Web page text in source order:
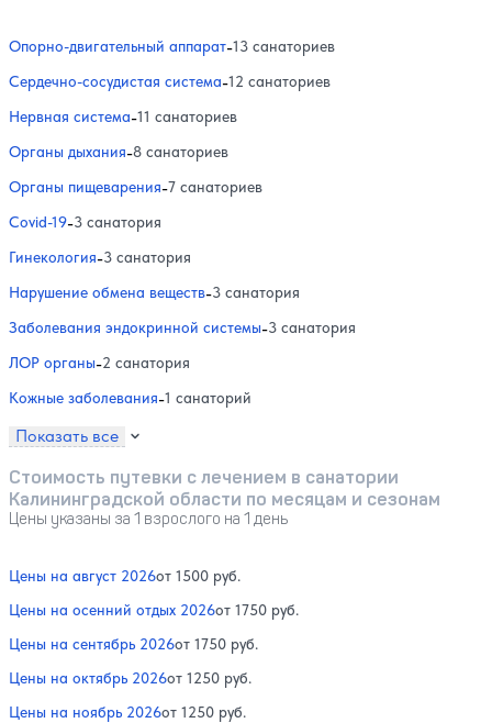
Опорно-двигательный аппарат-13 санаториев
Сердечно-сосудистая система-12 санаториев
Нервная система-11 санаториев
Органы дыхания-8 санаториев
Органы пищеварения-7 санаториев
Covid-19-3 санатория
Гинекология-3 санатория
Нарушение обмена веществ-3 санатория
Заболевания эндокринной системы-3 санатория
ЛОР органы-2 санатория
Кожные заболевания-1 санаторий
Показать все
Стоимость путевки с лечением в санатории
Калининградской области по месяцам и сезонам
Цены указаны за 1 взрослого на 1 день
Цены на август 2026от 1500 руб.
Цены на осенний отдых 2026от 1750 руб.
Цены на сентябрь 2026от 1750 руб.
Цены на октябрь 2026от 1250 руб.
Цены на ноябрь 2026от 1250 руб.